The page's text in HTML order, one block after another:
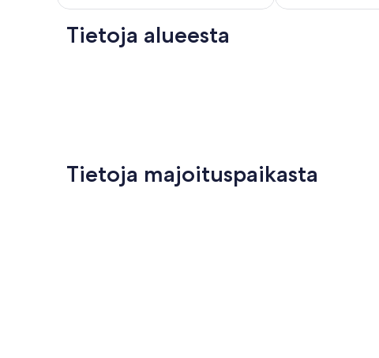
Tietoja alueesta
Tietoja majoituspaikasta